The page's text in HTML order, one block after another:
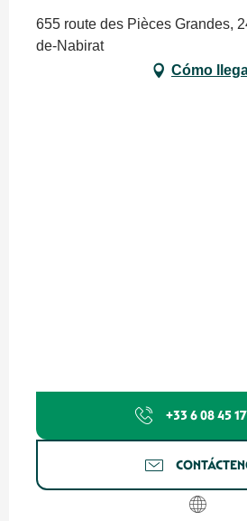
655 route des Pièces Grandes,
de-Nabirat
Cómo
+33 6 08 45 17